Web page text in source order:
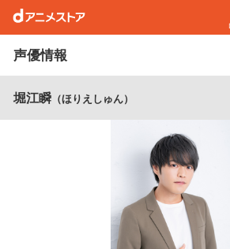
声優情報
堀江瞬（ほりえしゅん）